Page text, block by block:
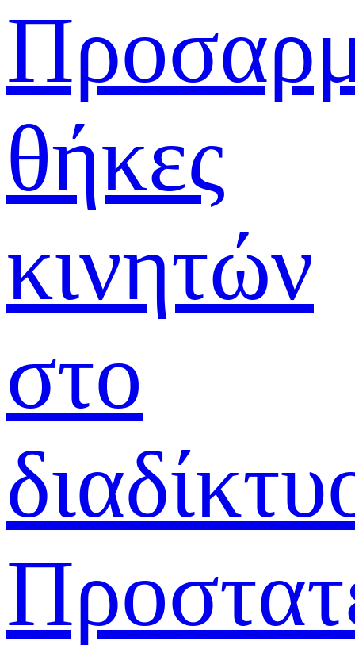
θήκες
κινητών
στο